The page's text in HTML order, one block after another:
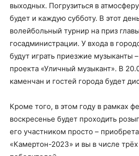
выходных. Погрузиться в
будет и каждую субботу. В этот
волейбольный турнир на приз главы
госадминистрации. У входа в
будут играть приезжие музыканты
проекта «Уличный музыкант». В
каменчан и гостей города будет
Кроме того, в этом году в рамках
воскресенье будет проходить
его участником просто –
«Камертон-2023» и вы в числе